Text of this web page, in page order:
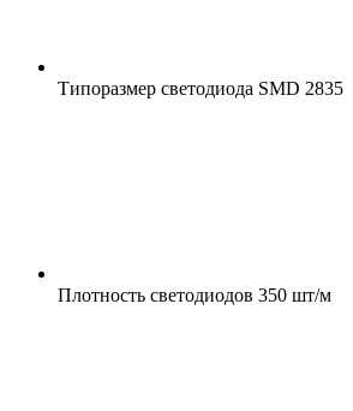
Типоразмер светодиода SMD 2835
Плотность светодиодов 350 шт/м